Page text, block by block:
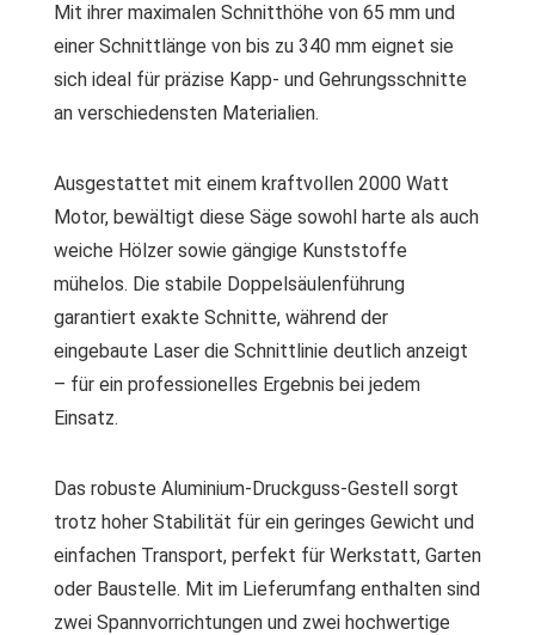
Mit ihrer maximalen Schnitthöhe von 65 mm und
einer Schnittlänge von bis zu 340 mm eignet sie
sich ideal für präzise Kapp- und Gehrungsschnitte
an verschiedensten Materialien.
Ausgestattet mit einem kraftvollen 2000 Watt
Motor, bewältigt diese Säge sowohl harte als auch
weiche Hölzer sowie gängige Kunststoffe
mühelos. Die stabile Doppelsäulenführung
garantiert exakte Schnitte, während der
eingebaute Laser die Schnittlinie deutlich anzeigt
– für ein professionelles Ergebnis bei jedem
Einsatz.
Das robuste Aluminium-Druckguss-Gestell sorgt
trotz hoher Stabilität für ein geringes Gewicht und
einfachen Transport, perfekt für Werkstatt, Garten
oder Baustelle. Mit im Lieferumfang enthalten sind
zwei Spannvorrichtungen und zwei hochwertige